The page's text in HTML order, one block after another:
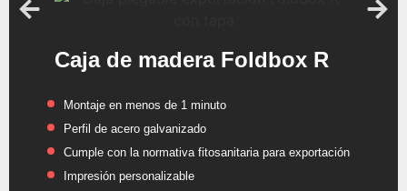
Caja de madera Foldbox R
Montaje en menos de 1 minuto
Perfil de acero galvanizado
Cumple con la normativa fitosanitaria para exportación
Impresión personalizable